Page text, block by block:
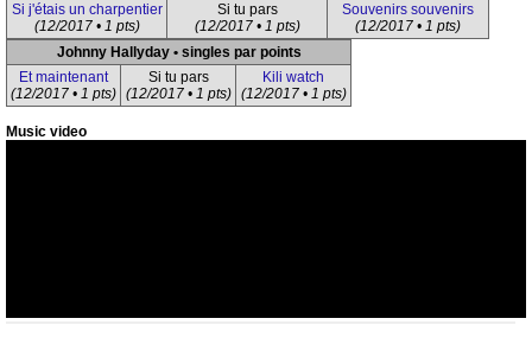
Si j'étais un charpentier
(12/2017 • 1 pts)
Si tu pars
(12/2017 • 1 pts)
Souvenirs souvenirs
(12/2017 • 1 pts)
Johnny Hallyday • singles par points
Et maintenant
(12/2017 • 1 pts)
Si tu pars
(12/2017 • 1 pts)
Kili watch
(12/2017 • 1 pts)
Music video